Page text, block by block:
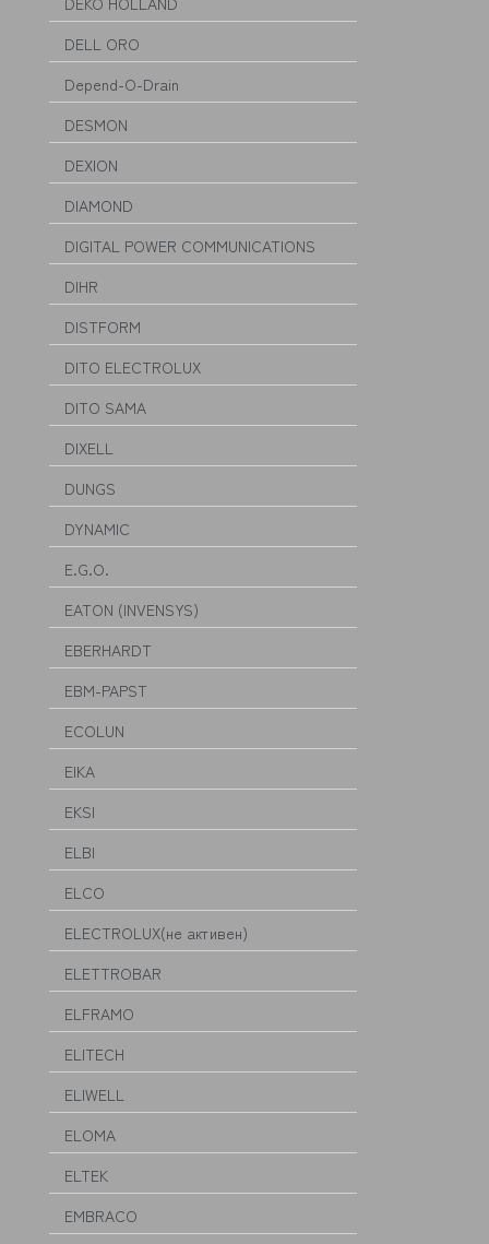
DELL ORO
Depend-O-Drain
DESMON
DEXION
DIAMOND
DIGITAL POWER COMMUNICATIONS
DIHR
DISTFORM
DITO ELECTROLUX
DITO SAMA
DIXELL
DUNGS
DYNAMIC
E.G.O.
EATON (INVENSYS)
EBERHARDT
EBM-PAPST
ECOLUN
EIKA
EKSI
ELBI
ELCO
ELECTROLUX(не активен)
ELETTROBAR
ELFRAMO
ELITECH
ELIWELL
ELOMA
ELTEK
EMBRACO